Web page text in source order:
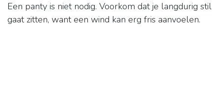
Een panty is niet nodig. Voorkom dat je langdurig stil
gaat zitten, want een wind kan erg fris aanvoelen.